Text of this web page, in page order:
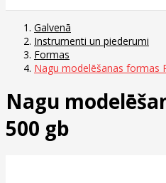
Galvenā
Instrumenti un piederumi
Formas
Nagu modelēšanas formas
Nagu
500 gb